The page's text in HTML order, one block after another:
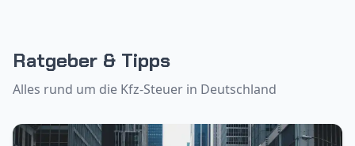
Ratgeber & Tipps
Alles rund um die Kfz-Steuer in Deutschland